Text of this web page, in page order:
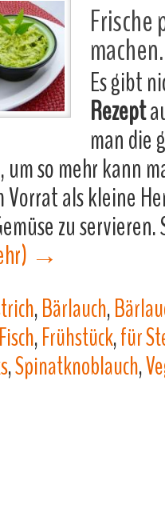
machen.
Es gibt
Rezept
man die
so mehr kann
Vorrat als kleine
zu
→
,Bärlauch,
Fisch,Frühstück,für
,Spinatknoblauch,